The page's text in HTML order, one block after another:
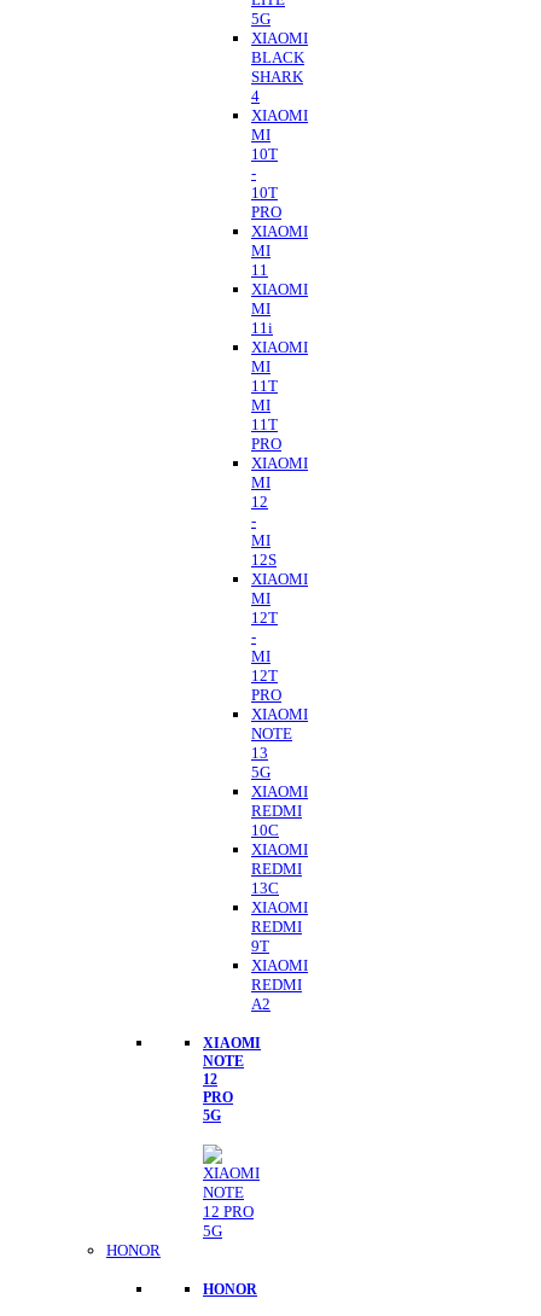
5G
XIAOMI
BLACK
SHARK
4
XIAOMI
MI
10T
-
10T
PRO
XIAOMI
MI
11
XIAOMI
MI
11i
XIAOMI
MI
11T
MI
11T
PRO
XIAOMI
MI
12
-
MI
12S
XIAOMI
MI
12T
-
MI
12T
PRO
XIAOMI
NOTE
13
5G
XIAOMI
REDMI
10C
XIAOMI
REDMI
13C
XIAOMI
REDMI
9T
XIAOMI
REDMI
A2
XIAOMI
NOTE
12
PRO
5G
HONOR
HONOR